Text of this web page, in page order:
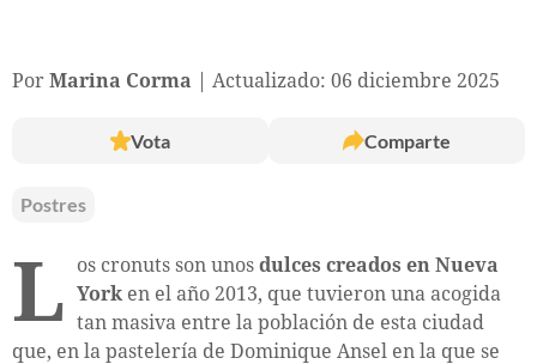
Por Marina Corma Actualizado: 06 diciembre 2025
Vota Comparte
Postres
L os cronuts son unos dulces creados en Nueva
York en el año 2013, que tuvieron una acogida
tan masiva entre la población de esta ciudad
que, en la pastelería de Dominique Ansel en la que se